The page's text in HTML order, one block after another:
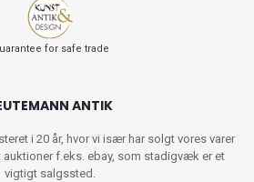
for safe trade
ANTIK
i 20 år, hvor vi især har solgt vores varer
f.eks. ebay, som stadigvæk er et
vigtigt salgssted.